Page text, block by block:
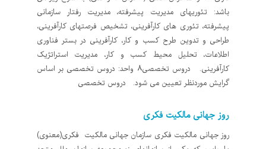
باشد: تئوریهای مدیریت پیشرفته، مدیریت رفتار سازمانی
پیشرفته، تئوری های کارآفرینی، تشخیص فرصتهای کارآفرینی،
طراحی و تدوین طرح کسب و کار، کارآفرینی در بستر فناوری
اطلاعات، تحلیل محیط کسب و کار، مدیریت استراتژیک
کارآفرینی. دروس تخصصی8 واحد: دروس تخصصی بر اساس
گرایش موردنظر تعیین می شود. دروس تخصصی
روز جهانی مالکیت فکری
روز جهانی مالکیت فکری سازمان جهانی مالکیت فکری(معنوی)